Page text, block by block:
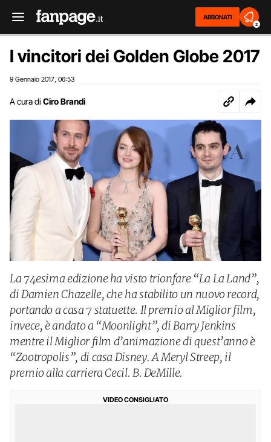
ABBONATI
2
I vincitori dei Golden Globe 2017
9 Gennaio 2017 06:53
A cura di Ciro Brandi
La 74esima edizione ha visto trionfare “La La Land”,
di Damien Chazelle, che ha stabilito un nuovo record,
portando a casa 7 statuette. Il premio al Miglior film,
invece, è andato a “Moonlight”, di Barry Jenkins
mentre il Miglior film d’animazione di quest’anno è
“Zootropolis”, di casa Disney. A Meryl Streep, il
premio alla carriera Cecil. B. DeMille.
VIDEO CONSIGLIATO